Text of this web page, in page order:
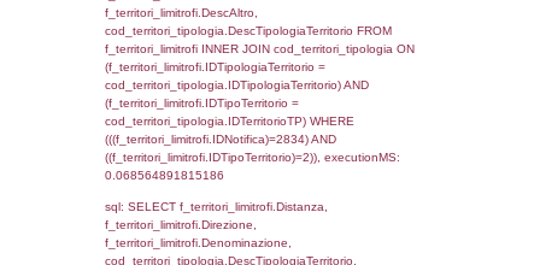
a2_ruolipersonale a2rp INNER JOIN
a2rp.IDPersonale = a2p.IDPersonale
(((a2p.IDNotifica)=2834) AND
executionMS: 0.0032069683074951
sql: SELECT a2p.Cognome, a2p.Nome
a2_ruolipersonale a2rp INNER JOIN
(((a2p.IDNotifica)=2834) AND
executionMS: 0.0024211406707764